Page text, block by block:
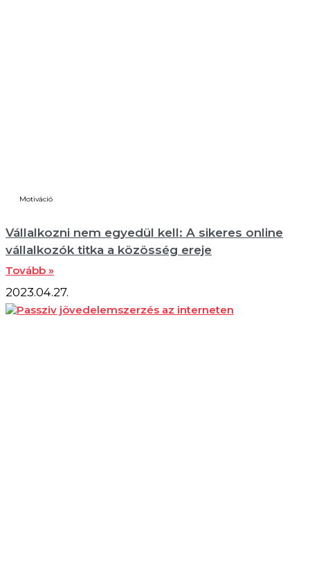
Motiváció
Vállalkozni nem egyedül kell: A sikeres online
vállalkozók titka a közösség ereje
Tovább »
2023.04.27.